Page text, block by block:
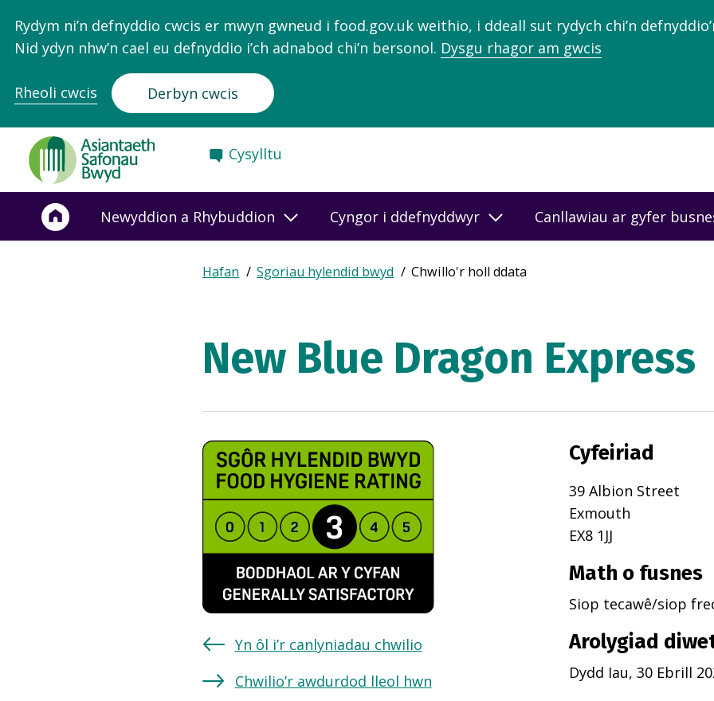
Rydym ni’n defnyddio cwcis er mwyn gwneud i food.gov.uk weithio, i ddeall sut rydych chi’n
Nid ydyn nhw’n cael eu defnyddio i’ch adnabod chi’n bersonol. Dysgu rhagor am gwcis
Rheoli cwcis Derbyn cwcis
Food
Standards
Agency
Frontpage
Cysylltu
Newyddion a Rhybuddion Cyngor i ddefnyddwyr Canllawiau ar gyfer
Breadcrumb
Expand
breadcrumb
Hafan Sgoriau hylendid bwyd Chwillo'r holl ddata
New Blue Dragon Express
Yn ôl i’r canlyniadau chwilio
Chwilio’r awdurdod lleol hwn
Cyfeiriad
39 Albion Street
Exmouth
EX8 1JJ
Math o fusnes
Siop tecawê/siop
Arolygiad
Dydd Iau, 30 Ebrill